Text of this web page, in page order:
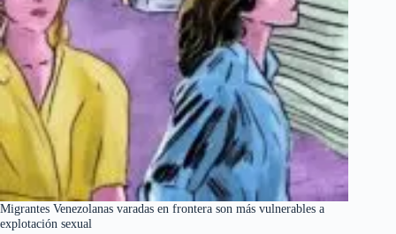
Migrantes Venezolanas varadas en frontera son más vulnerables a
explotación sexual